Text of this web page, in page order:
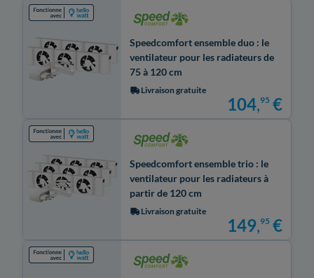
Speedcomfort ensemble duo : le
ventilateur pour les radiateurs de
75 à 120 cm
Livraison gratuite
104,95 €
Speedcomfort ensemble trio : le
ventilateur pour les radiateurs à
partir de 120 cm
Livraison gratuite
149,95 €